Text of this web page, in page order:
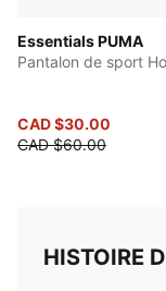
Essentials PUMA
Pantalon de sport
CAD $30.00
CAD $60.00
HISTOIRE